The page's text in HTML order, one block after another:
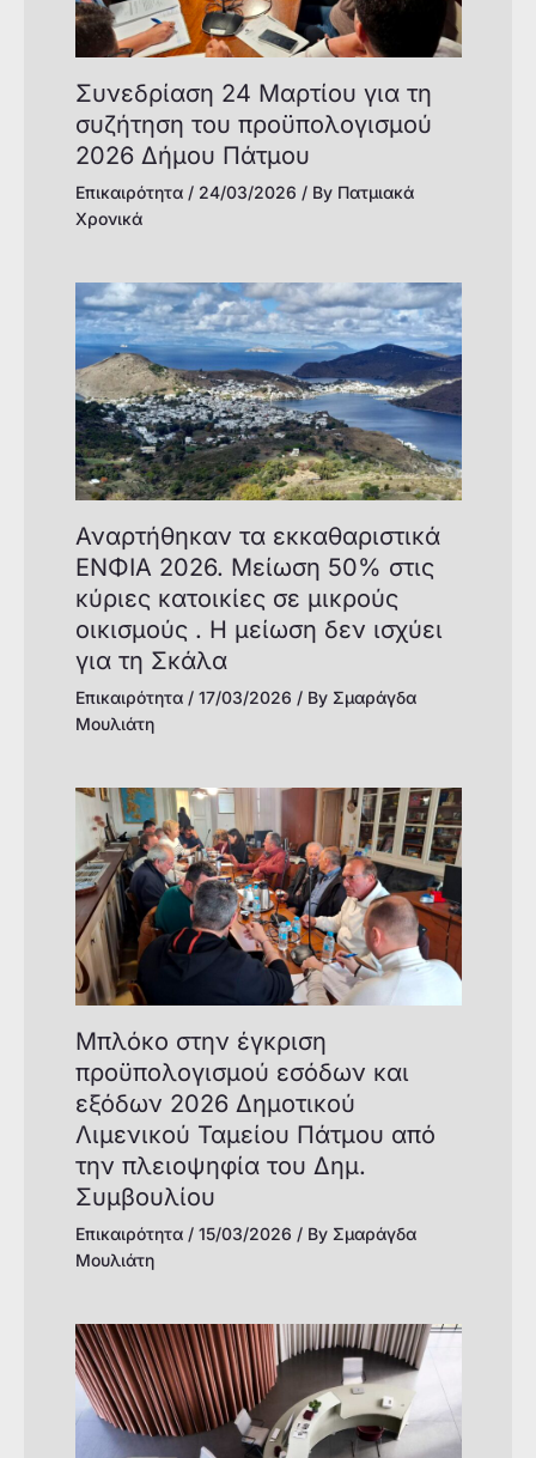
Συνεδρίαση 24 Μαρτίου για τη
συζήτηση του προϋπολογισμού
2026 Δήμου Πάτμου
Επικαιρότητα/ 24/03/2026 / By Πατμιακά
Χρονικά
Αναρτήθηκαν τα εκκαθαριστικά
ΕΝΦΙΑ 2026. Μείωση 50% στις
κύριες κατοικίες σε μικρούς
οικισμούς . Η μείωση δεν ισχύει
για τη Σκάλα
Επικαιρότητα/ 17/03/2026 / By Σμαράγδα
Μουλιάτη
Μπλόκο στην έγκριση
προϋπολογισμού εσόδων και
εξόδων 2026 Δημοτικού
Λιμενικού Ταμείου Πάτμου από
την πλειοψηφία του Δημ.
Συμβουλίου
Επικαιρότητα/ 15/03/2026 / By Σμαράγδα
Μουλιάτη